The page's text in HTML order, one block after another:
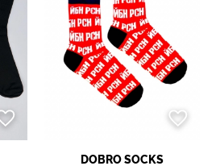
DOBRO SOCKS